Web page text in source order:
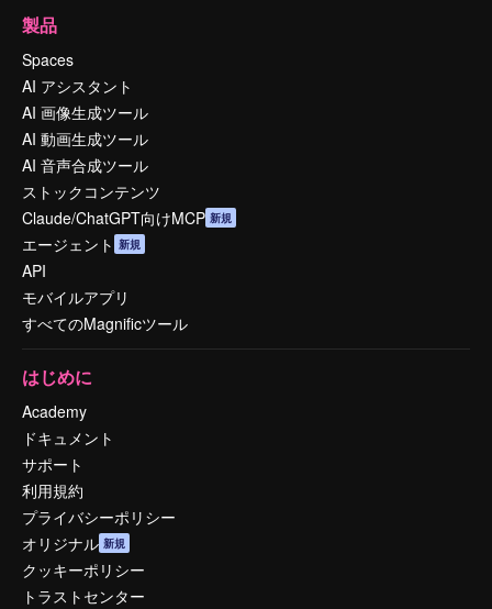
製品
Spaces
AI アシスタント
AI 画像生成ツール
AI 動画生成ツール
AI 音声合成ツール
ストックコンテンツ
Claude/ChatGPT向けMCP 新規
エージェント 新規
API
モバイルアプリ
すべてのMagnificツール
はじめに
Academy
ドキュメント
サポート
利用規約
プライバシーポリシー
オリジナル 新規
クッキーポリシー
トラストセンター